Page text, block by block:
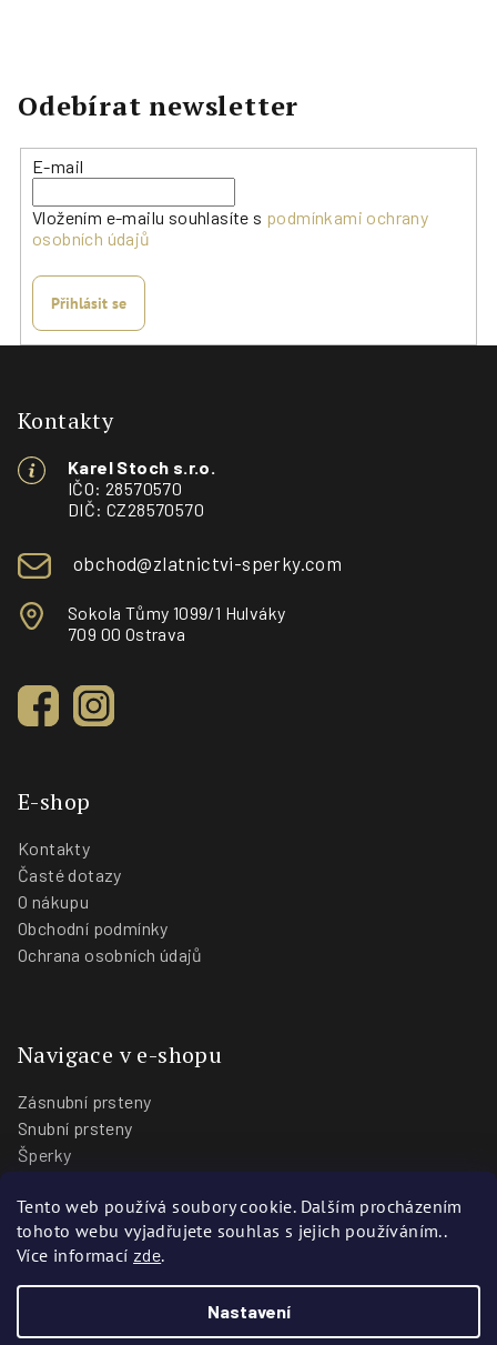
Tento web používá soubory cookie. Dalším procházením
tohoto webu vyjadřujete souhlas s jejich používáním..
Více informací zde.
Nastavení
Odebírat newsletter
E-mail
Vložením e-mailu souhlasíte s podmínkami ochrany
osobních údajů
Přihlásit se
Kontakty
Karel Stoch s.r.o.
IČO: 28570570
DIČ: CZ28570570
obchod@zlatnictvi-sperky.com
Sokola Tůmy 1099/1 Hulváky
709 00 Ostrava
E-shop
Kontakty
Časté dotazy
O nákupu
Obchodní podmínky
Ochrana osobních údajů
Navigace v e-shopu
Zásnubní prsteny
Snubní prsteny
Šperky
Blog
Prodejny
Zlatnictví Stoch. Všechna práva vyhrazena.
VytvořiliWebotvůrci.cz